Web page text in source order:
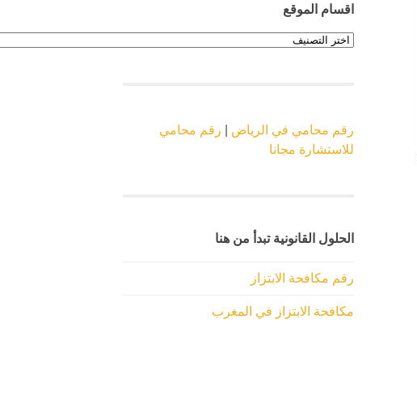
اقسام الموقع
اقسام
الموقع
رقم محامي في الرياض
رقم محامي
للاستشارة مجانا
الحلول القانونية تبدأ من هنا
رقم مكافحة الابتزاز
مكافحة الابتزاز في المغرب